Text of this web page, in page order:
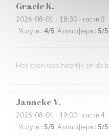
GracieK
2026-08-01 - 18:30 - гости 3
Услуги : 4/5 Атмосфера : 5/5
Het eten was heerlijk en de
JannekeV
2026-08-01 - 19:00 - гости 4
Услуги : 5/5 Атмосфера : 5/5